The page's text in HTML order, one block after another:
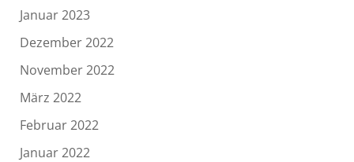
Januar 2023
Dezember 2022
November 2022
März 2022
Februar 2022
Januar 2022